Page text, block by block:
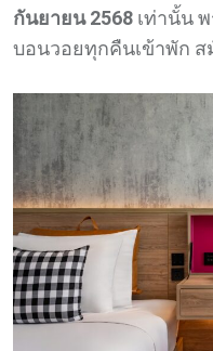
กันยายน 2568 เท่านั้น
บอนวอยทุกคืนเข้าพัก